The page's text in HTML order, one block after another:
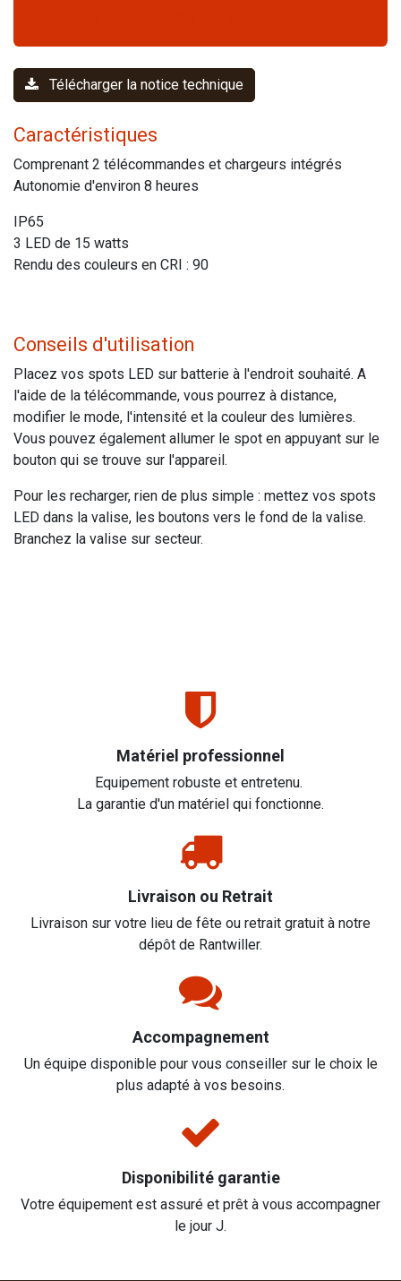
Télécharger la notice technique
Caractéristiques
Comprenant 2 télécommandes et chargeurs intégrés
Autonomie d'environ 8 heures
IP65
3 LED de 15 watts
Rendu des couleurs en CRI : 90
Conseils d'utilisation
Placez vos spots LED sur batterie à l'endroit souhaité. A
l'aide de la télécommande, vous pourrez à distance,
modifier le mode, l'intensité et la couleur des lumières.
Vous pouvez également allumer le spot en appuyant sur le
bouton qui se trouve sur l'appareil.
Pour les recharger, rien de plus simple : mettez vos spots
LED dans la valise, les boutons vers le fond de la valise.
Branchez la valise sur secteur.
Matériel professionnel
Equipement robuste et entretenu.
La garantie d'un matériel qui fonctionne.
Livraison ou Retrait
Livraison sur votre lieu de fête ou retrait gratuit à notre
dépôt de Rantwiller.
Accompagnement
Un équipe disponible pour vous conseiller sur le choix le
plus adapté à vos besoins.
Disponibilité garantie
Votre équipement est assuré et prêt à vous accompagner
le jour J.